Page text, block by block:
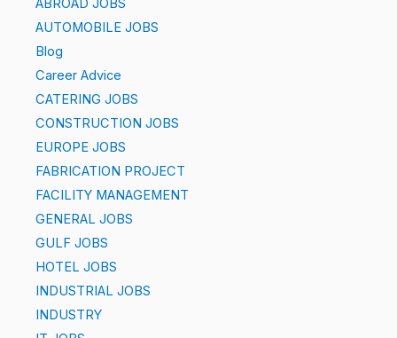
ABROAD JOBS
AUTOMOBILE JOBS
Blog
Career Advice
CATERING JOBS
CONSTRUCTION JOBS
EUROPE JOBS
FABRICATION PROJECT
FACILITY MANAGEMENT
GENERAL JOBS
GULF JOBS
HOTEL JOBS
INDUSTRIAL JOBS
INDUSTRY